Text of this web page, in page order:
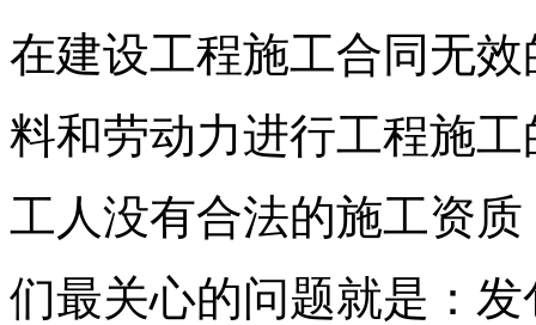
在建设工程施工合同无
料和劳动力进行工程施
工人没有合法的施工资
们最关心的问题就是：